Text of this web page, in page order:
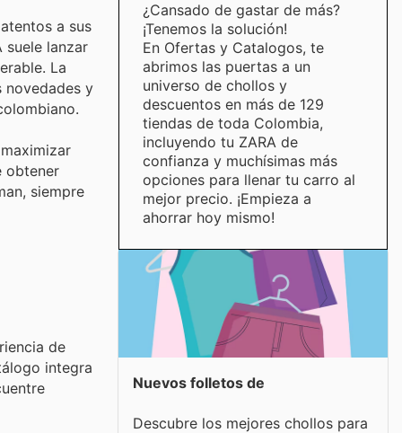
a sus
suele lanzar
La
novedades y
obtener
siempre
de
integra
¿Cansado de gastar de más?
¡Tenemos la solución!
En Ofertas y Catalogos, te
abrimos las puertas a un
universo de chollos y
descuentos en más de 129
tiendas de toda Colombia,
incluyendo tu ZARA de
confianza y muchísimas más
opciones para llenar tu carro al
mejor precio. ¡Empieza a
ahorrar hoy mismo!
Nuevos folletos de
Descubre los mejores chollos para